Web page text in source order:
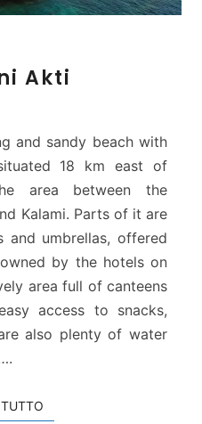
p
g
g
a
K
y
a
i
A
k
Akti
and sandy beach with
18 km east of
area between the
Kalami. Parts of it are
and umbrellas, offered
by the hotels on
area full of canteens
access to snacks,
also plenty of water